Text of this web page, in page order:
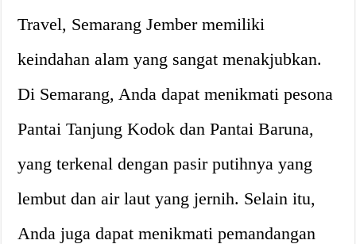
Travel, Semarang Jember memiliki
keindahan alam yang sangat menakjubkan.
Di Semarang, Anda dapat menikmati pesona
Pantai Tanjung Kodok dan Pantai Baruna,
yang terkenal dengan pasir putihnya yang
lembut dan air laut yang jernih. Selain itu,
Anda juga dapat menikmati pemandangan